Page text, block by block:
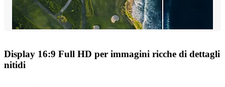
Display 16:9 Full HD per immagini ricche di dettagli
nitidi